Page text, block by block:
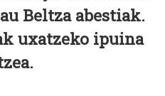
Beltza abestiak.
uxatzeko ipuina